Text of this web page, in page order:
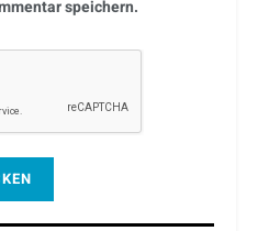
speichern.